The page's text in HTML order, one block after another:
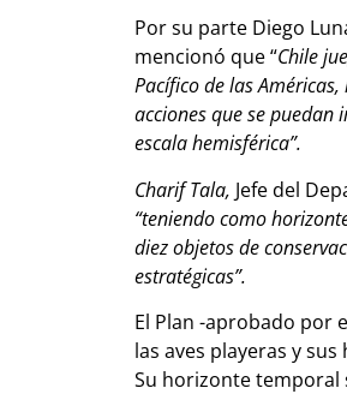
Por su parte Diego
mencionó que “Chile
Pacífico de las
acciones que se puedan
escala hemisférica”.
Charif Tala, Jefe del
“teniendo como
diez objetos de
estratégicas”.
El Plan -aprobado por
las aves playeras y
Su horizonte temporal